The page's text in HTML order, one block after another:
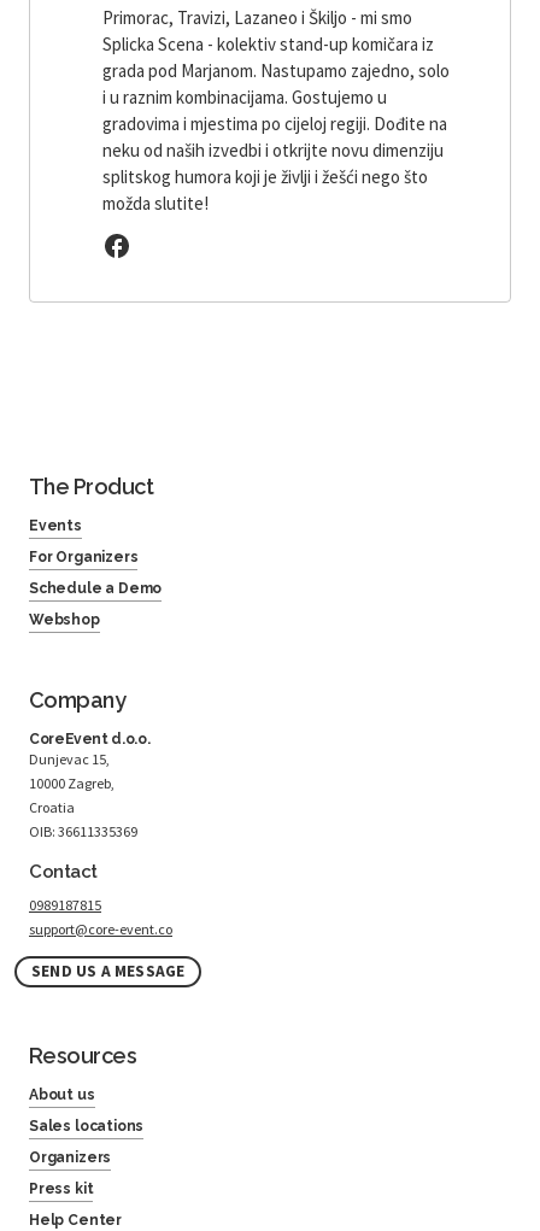
Primorac, Travizi, Lazaneo i Škiljo - mi smo
Splicka Scena - kolektiv stand-up komičara iz
grada pod Marjanom. Nastupamo zajedno, solo
i u raznim kombinacijama. Gostujemo u
gradovima i mjestima po cijeloj regiji. Dođite na
neku od naših izvedbi i otkrijte novu dimenziju
splitskog humora koji je življi i žešći nego što
možda slutite!
The Product
Events
For Organizers
Schedule a Demo
Webshop
Company
CoreEvent d.o.o.
Dunjevac 15,
10000 Zagreb,
Croatia
OIB: 36611335369
Contact
0989187815
support@core-event.co
SEND US A MESSAGE
Resources
About us
Sales locations
Organizers
Press kit
Help Center